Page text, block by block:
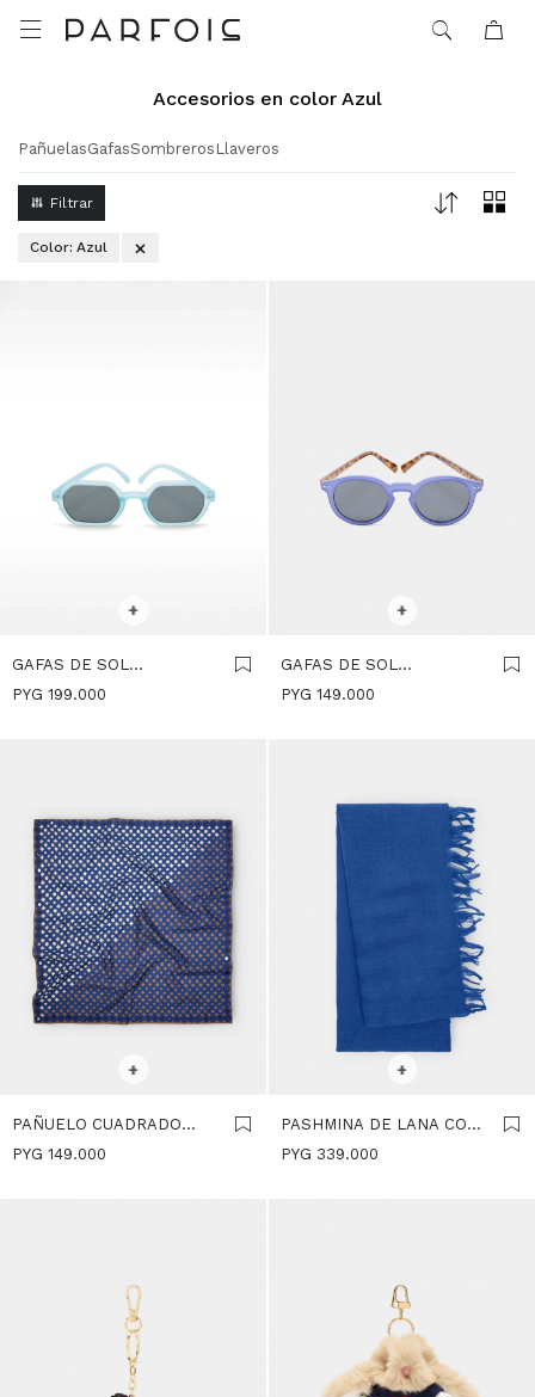

Accesorios en color Azul
PañuelasGafasSombreros Llaveros
Color: Azul
+
GAFAS DE SOL
HEXAGONALES - AZUL
PYG 199.000
+
GAFAS DE SOL
REDONDAS - AZUL
PYG 149.000
+
PAÑUELO CUADRADO
ESTAMPADO DE
PYG 149.000
SELECCIONAR TALLE
+
PASHMINA DE LANA CON
FLECOS - AZUL
PYG 339.000